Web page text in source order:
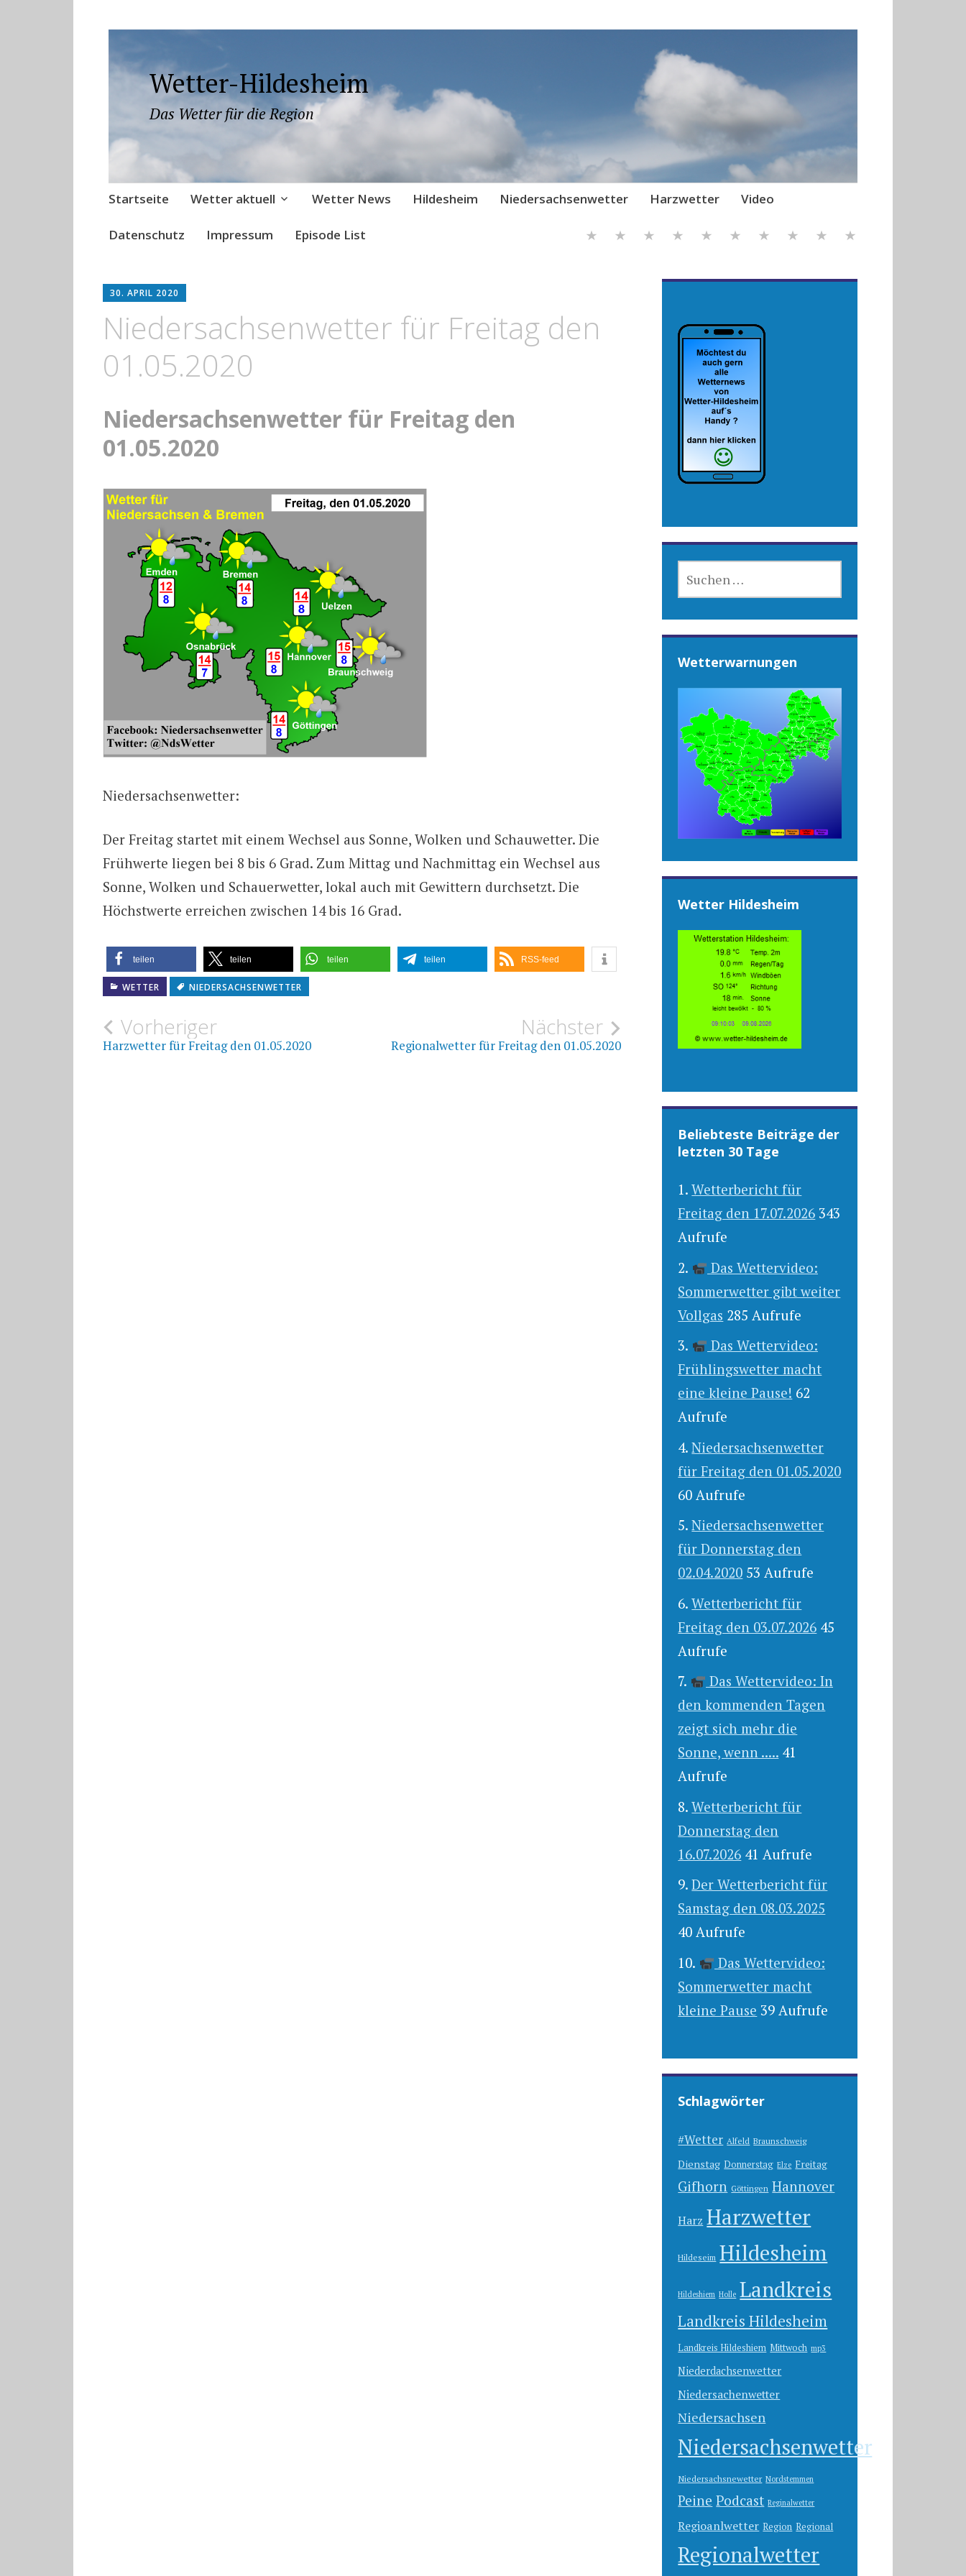
Wetter-Hildesheim
Das Wetter für die Region
Zum
springen
Startseite Wetter aktuell Wetter News Hildesheim Niedersachsenwetter Harzwetter Video
Datenschutz Impressum Episode List
30. APRIL 2020
Niedersachsenwetter für Freitag den
01.05.2020
Niedersachsenwetter für Freitag den
01.05.2020
Niedersachsenwetter:
Der Freitag startet mit einem Wechsel aus Sonne, Wolken und Schauwetter. Die
Frühwerte liegen bei 8 bis 6 Grad. Zum Mittag und Nachmittag ein Wechsel aus
Sonne, Wolken und Schauerwetter, lokal auch mit Gewittern durchsetzt. Die
Höchstwerte erreichen zwischen 14 bis 16 Grad.
teilen teilen teilen teilen RSS-feed
WETTER NIEDERSACHSENWETTER
Beitragsnavigation
Vorheriger
Harzwetter für Freitag den 01.05.2020
Nächster
Regionalwetter für Freitag den 01.05.2020
NACH:
Wetterwarnungen
Wetter Hildesheim
Beliebteste Beiträge der
letzten 30 Tage
Wetterbericht für
Freitag den 17.07.2026 343
Aufrufe
Das Wettervideo:
Sommerwetter gibt weiter
Vollgas 285 Aufrufe
Das Wettervideo:
Frühlingswetter macht
eine kleine Pause! 62
Aufrufe
Niedersachsenwetter
für Freitag den 01.05.2020
60 Aufrufe
Niedersachsenwetter
für Donnerstag den
02.04.2020 53 Aufrufe
Wetterbericht für
Freitag den 03.07.2026 45
Aufrufe
Das Wettervideo: In
den kommenden Tagen
zeigt sich mehr die
Sonne, wenn ..... 41
Aufrufe
Wetterbericht für
Donnerstag den
16.07.2026 41 Aufrufe
Der Wetterbericht für
Samstag den 08.03.2025
40 Aufrufe
Das Wettervideo:
Sommerwetter macht
kleine Pause 39 Aufrufe
Schlagwörter
#Wetter Alfeld Braunschweig
Dienstag Donnerstag Elze Freitag
Gifhorn Göttingen Hannover
Harz Harzwetter
Hildeseim Hildesheim
Hildeshiem Holle Landkreis
Landkreis Hildesheim
Landkreis Hildeshiem Mittwoch mp3
Niederdachsenwetter
Niedersachenwetter
Niedersachsen
Niedersachsenwetter
Niedersachsnewetter Nordstemmen
Peine Podcast Reginalwetter
Regioanlwetter Region Regional
Regionalwetter